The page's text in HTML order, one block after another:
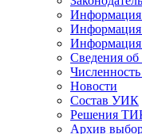
Информация
Информация
Сведения об
Новости
Состав УИК
Решения
Архив